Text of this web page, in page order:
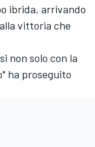
ibrida, arrivando
vittoria che
non solo con la
ha proseguito